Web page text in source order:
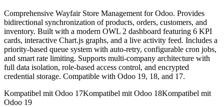
Comprehensive Wayfair Store Management for Odoo. Provides
bidirectional synchronization of products, orders, customers, and
inventory. Built with a modern OWL 2 dashboard featuring 6 KPI
cards, interactive Chart.js graphs, and a live activity feed. Includes a
priority-based queue system with auto-retry, configurable cron jobs,
and smart rate limiting. Supports multi-company architecture with
full data isolation, role-based access control, and encrypted
credential storage. Compatible with Odoo 19, 18, and 17.
Kompatibel mit Odoo 17Kompatibel mit Odoo 18Kompatibel mit
Odoo 19